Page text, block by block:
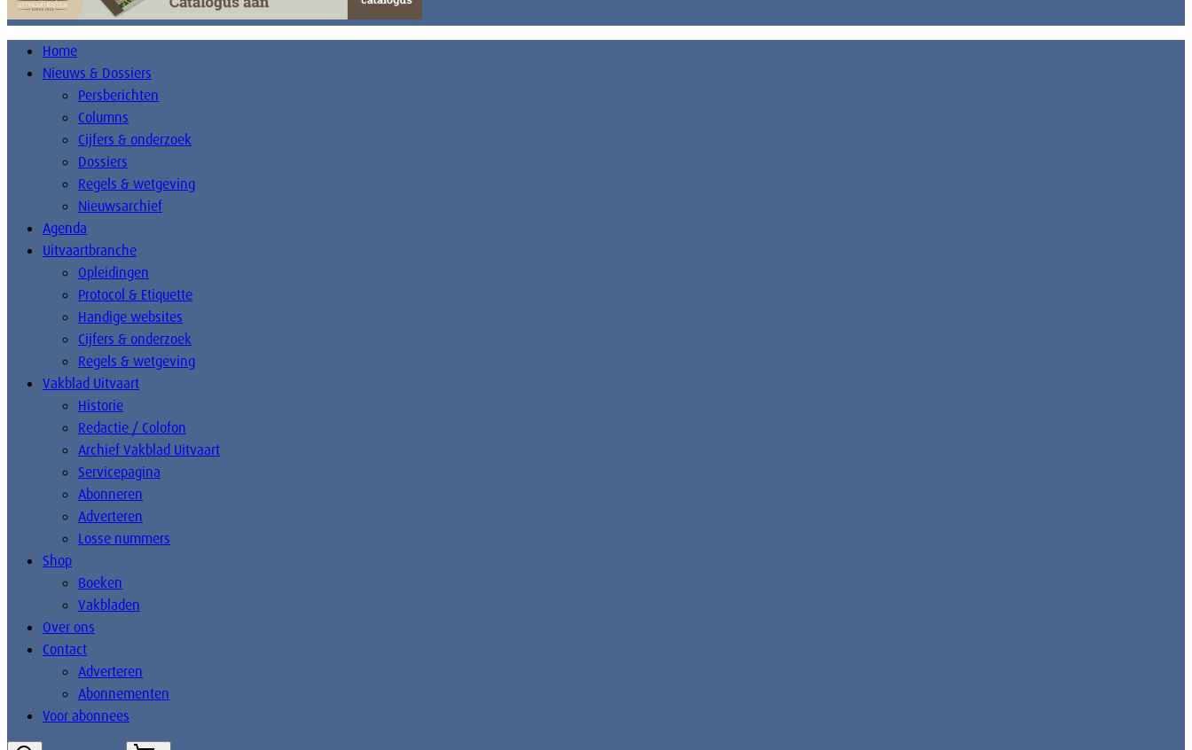
Home
Nieuws & Dossiers
Persberichten
Columns
Cijfers & onderzoek
Dossiers
Regels & wetgeving
Nieuwsarchief
Agenda
Uitvaartbranche
Opleidingen
Protocol & Etiquette
Handige websites
Cijfers & onderzoek
Regels & wetgeving
Vakblad Uitvaart
Historie
Redactie / Colofon
Archief Vakblad Uitvaart
Servicepagina
Abonneren
Adverteren
Losse nummers
Shop
Boeken
Vakbladen
Over ons
Contact
Adverteren
Abonnementen
Voor abonnees